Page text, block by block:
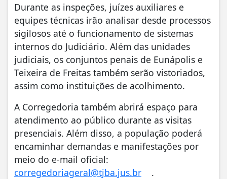
Durante as inspeções, juízes auxiliares e
equipes técnicas irão analisar desde processos
sigilosos até o funcionamento de sistemas
internos do Judiciário. Além das unidades
judiciais, os conjuntos penais de Eunápolis e
Teixeira de Freitas também serão vistoriados,
assim como instituições de acolhimento.
A Corregedoria também abrirá espaço para
atendimento ao público durante as visitas
presenciais. Além disso, a população poderá
encaminhar demandas e manifestações por
meio do e-mail oficial:
corregedoriageral@tjba.jus.br
.